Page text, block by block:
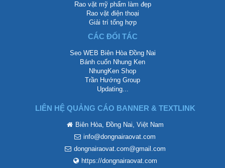
Rao vặt mỹ phẩm làm đẹp
Rao vặt điện thoại
Giải trí tổng hợp
CÁC ĐỐI TÁC
Seo WEB Biên Hòa Đồng Nai
Bánh cuốn Nhung Ken
NhungKen Shop
Trần Hướng Group
Updating...
LIÊN HỆ QUẢNG CÁO BANNER & TEXTLINK
Biên Hòa, Đồng Nai, Việt Nam
info@dongnairaovat.com
dongnairaovat.com@gmail.com
https://dongnairaovat.com